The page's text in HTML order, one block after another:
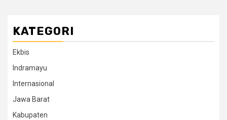
KATEGORI
Ekbis
Indramayu
Internasional
Jawa Barat
Kabupaten